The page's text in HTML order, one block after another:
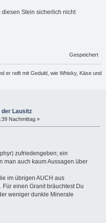
diesen Stein sicherlich nicht
Gespeichert
er reift mit Geduld, wie Whisky, Käse und
der Lausitz
Nachmittag »
zufriedengeben; ein
man auch kaum Aussagen über
im übrigen AUCH aus
einen Granit bräuchtest Du
weniger dunkle Minerale